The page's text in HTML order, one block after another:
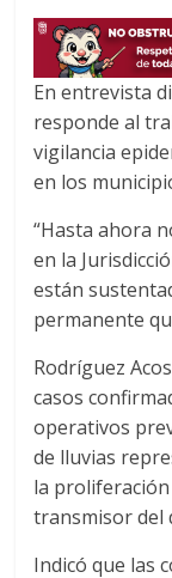
En entrevista
responde al
vigilancia
en los
“Hasta ahora
en la
están
permanente
Rodríguez
casos
operativos
de lluvias
la
transmisor del
Indicó que las